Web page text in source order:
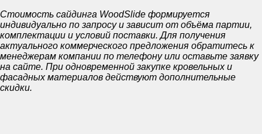
Стоимость сайдинга WoodSlide формируется
индивидуально по запросу и зависит от объёма партии,
комплектации и условий поставки. Для получения
актуального коммерческого предложения обратитесь к
менеджерам компании по телефону или оставьте заявку
на сайте. При одновременной закупке кровельных и
фасадных материалов действуют дополнительные
скидки.